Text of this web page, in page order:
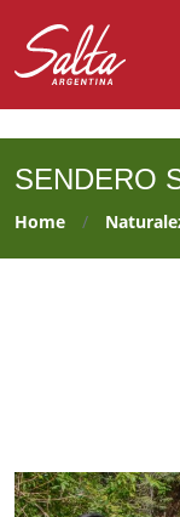
SENDERO
Home